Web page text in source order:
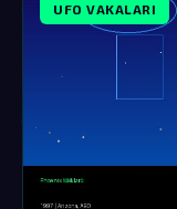
UFO VAKALARI